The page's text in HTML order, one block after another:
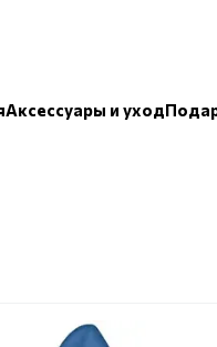
Аксессуары и уход